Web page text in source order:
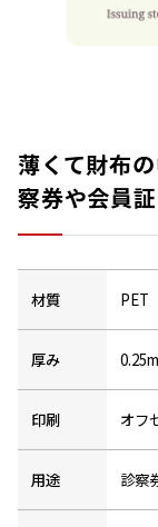
薄くて財布
察券や会員
材質 PET
厚み
印刷 オフ
用途 診察